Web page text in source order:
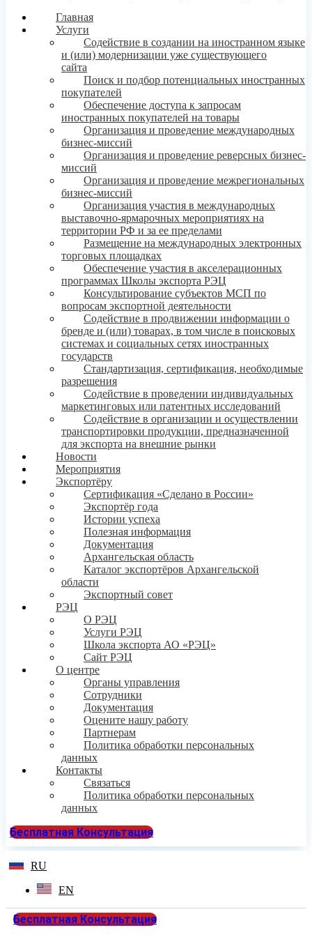
Главная
Услуги
Содействие в создании на иностранном языке
и (или) модернизации уже существующего
сайта
Поиск и подбор потенциальных иностранных
покупателей
Обеспечение доступа к запросам
иностранных покупателей на товары
Организация и проведение международных
бизнес-миссий
Организация и проведение реверсных бизнес-
миссий
Организация и проведение межрегиональных
бизнес-миссий
Организация участия в международных
выставочно-ярмарочных мероприятиях на
территории РФ и за ее пределами
Размещение на международных электронных
торговых площадках
Обеспечение участия в акселерационных
программах Школы экспорта РЭЦ
Консультирование субъектов МСП по
вопросам экспортной деятельности
Содействие в продвижении информации о
бренде и (или) товарах, в том числе в поисковых
системах и социальных сетях иностранных
государств
Стандартизация, сертификация, необходимые
разрешения
Содействие в проведении индивидуальных
маркетинговых или патентных исследований
Содействие в организации и осуществлении
транспортировки продукции, предназначенной
для экспорта на внешние рынки
Новости
Мероприятия
Экспортёру
Сертификация «Сделано в России»
Экспортёр года
Истории успеха
Полезная информация
Документация
Архангельская область
Каталог экспортёров Архангельской
области
Экспортный совет
РЭЦ
О РЭЦ
Услуги РЭЦ
Школа экспорта АО «РЭЦ»
Сайт РЭЦ
О центре
Органы управления
Сотрудники
Документация
Оцените нашу работу
Партнерам
Политика обработки персональных
данных
Контакты
Связаться
Политика обработки персональных
данных
Бесплатная Консультация
RU
EN
Бесплатная Консультация